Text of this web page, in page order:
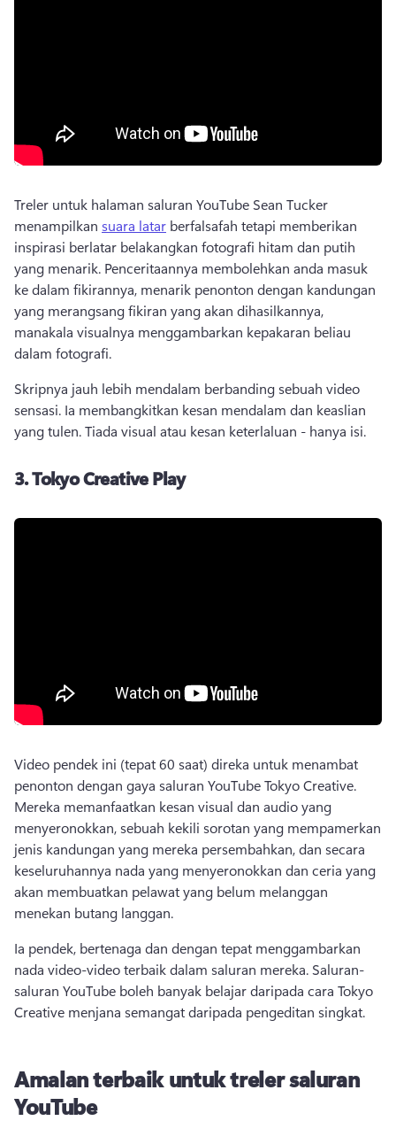
Treler untuk halaman saluran YouTube Sean Tucker
menampilkan suara latar berfalsafah tetapi memberikan
inspirasi berlatar belakangkan fotografi hitam dan putih
yang menarik. Penceritaannya membolehkan anda masuk
ke dalam fikirannya, menarik penonton dengan kandungan
yang merangsang fikiran yang akan dihasilkannya,
manakala visualnya menggambarkan kepakaran beliau
dalam fotografi.
Skripnya jauh lebih mendalam berbanding sebuah video
sensasi. Ia membangkitkan kesan mendalam dan keaslian
yang tulen. Tiada visual atau kesan keterlaluan - hanya isi.
3.Tokyo Creative Play
Video pendek ini (tepat 60 saat) direka untuk menambat
Mereka memanfaatkan kesan visual dan audio yang
menyeronokkan, sebuah kekili sorotan yang mempamerkan
jenis kandungan yang mereka persembahkan, dan secara
keseluruhannya nada yang menyeronokkan dan ceria yang
akan membuatkan pelawat yang belum melanggan
menekan butang langgan.
Ia pendek, bertenaga dan dengan tepat menggambarkan
nada video-video terbaik dalam saluran mereka. Saluran-
saluran YouTube boleh banyak belajar daripada cara Tokyo
Creative menjana semangat daripada pengeditan singkat.
Amalan terbaik untuk treler saluran
YouTube